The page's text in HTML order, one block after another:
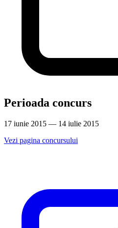
Perioada concurs
17 iunie 2015 — 14 iulie 2015
Vezi pagina concursului